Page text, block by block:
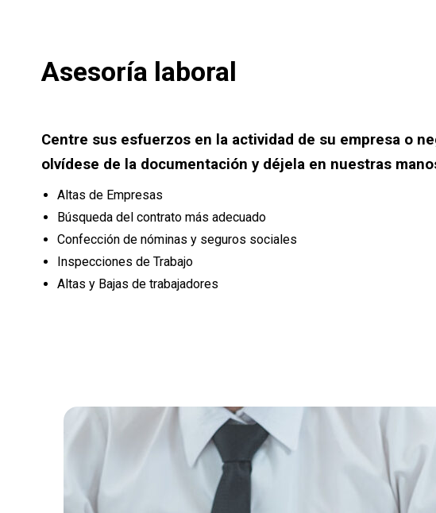
Asesoría laboral
Centre sus esfuerzos en la actividad de su empresa o
olvídese de la documentación y déjela en nuestras
Altas de Empresas
Búsqueda del contrato más adecuado
Confección de nóminas y seguros sociales
Inspecciones de Trabajo
Altas y Bajas de trabajadores